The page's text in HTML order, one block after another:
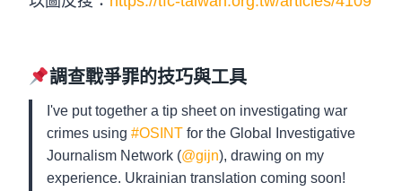
調查戰爭罪的技巧與工具
I've put together a tip sheet on investigating war
crimes using #OSINT for the Global Investigative
Journalism Network (@gijn), drawing on my
experience. Ukrainian translation coming soon!